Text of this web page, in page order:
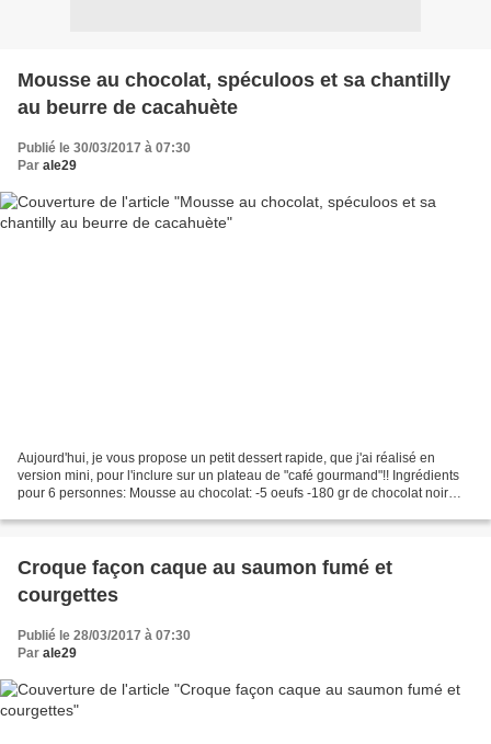
Mousse au chocolat, spéculoos et sa chantilly
au beurre de cacahuète
Publié le 30/03/2017 à 07:30
Par ale29
Aujourd'hui, je vous propose un petit dessert rapide, que j'ai réalisé en
version mini, pour l'inclure sur un plateau de "café gourmand"!! Ingrédients
pour 6 personnes: Mousse au chocolat: -5 oeufs -180 gr de chocolat noir
Croque façon caque au saumon fumé et
courgettes
Publié le 28/03/2017 à 07:30
Par ale29